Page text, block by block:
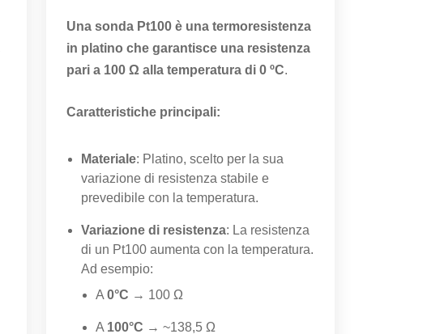
Una sonda Pt100 è una termoresistenza
in platino che garantisce una resistenza
pari a 100 Ω alla temperatura di 0 ºC.
Caratteristiche principali:
Materiale: Platino, scelto per la sua
variazione di resistenza stabile e
prevedibile con la temperatura.
Variazione di resistenza: La resistenza
di un Pt100 aumenta con la temperatura.
Ad esempio:
A 0°C → 100 Ω
A 100°C → ~138,5 Ω